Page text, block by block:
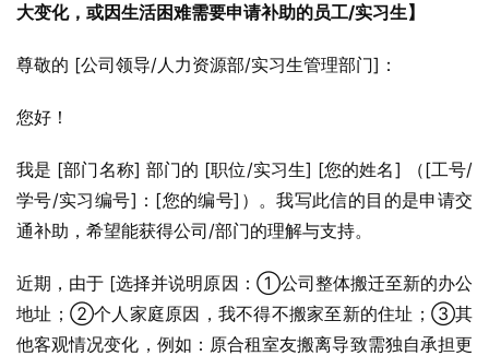
大变化，或因生活困难需要申请补助的员工/实习生】
尊敬的 [公司领导/人力资源部/实习生管理部门]：
您好！
我是 [部门名称] 部门的 [职位/实习生] [您的姓名] （[工号/
学号/实习编号]：[您的编号]）。我写此信的目的是申请交
通补助，希望能获得公司/部门的理解与支持。
近期，由于 [选择并说明原因：①公司整体搬迁至新的办公
地址；②个人家庭原因，我不得不搬家至新的住址；③其
他客观情况变化，例如：原合租室友搬离导致需独自承担更